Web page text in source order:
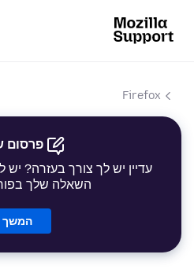
Firefox
פרסום
עדיין יש לך צורך בעזרה?
השאלה שלך
המשך